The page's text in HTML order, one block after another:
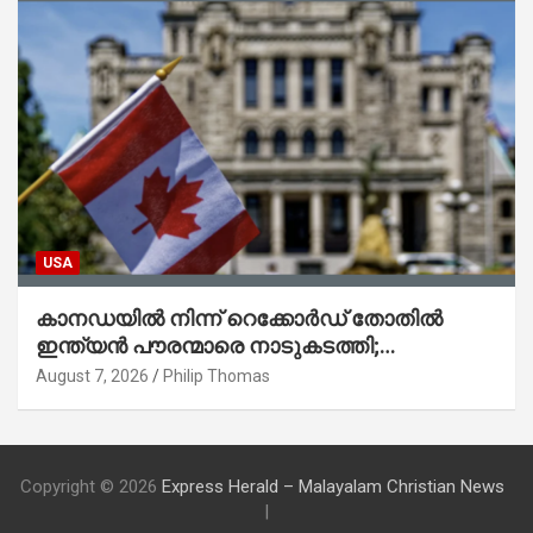
USA
കാനഡയിൽ നിന്ന് റെക്കോർഡ് തോതിൽ
ഇന്ത്യൻ പൗരന്മാരെ നാടുകടത്തി;
ആറുമാസത്തിനിടെ 3,323 പേർ
August 7, 2026 Philip Thomas
Copyright © 2026 Express Herald – Malayalam Christian News